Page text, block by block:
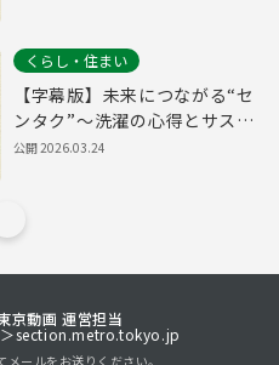
くらし・住まい
【字幕版】未来につながる“セ
ンタク”～洗濯の心得とサステ
ナブルファッション～【商業
公開2026.03.24
京動画 運営担当
section.metro.tokyo.jp
ールをお送りください。